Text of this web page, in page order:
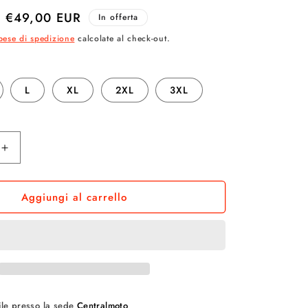
a
g
o
a
f
c
a
Prezzo
scontato
€49,00 EUR
In offerta
di spedizione calcolate al check-out.
L XL 2XL 3XL
Aumenta
quantità
per
GUANTI
MOTO
Aggiungi al carrello